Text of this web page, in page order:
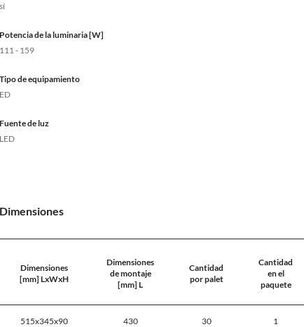
sí
Potencia de la luminaria [W]
111 - 159
Tipo de equipamiento
ED
Fuente de luz
LED
Dimensiones
Dimensiones
[mm] LxWxH
Dimensiones
de montaje
[mm] L
Cantidad
por palet
Cantidad
en el
paquete
515x345x90 430 30 1